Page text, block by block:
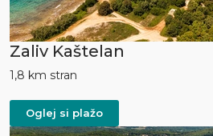
Zaliv Kaštelan
1,8 km stran
Oglej si plažo